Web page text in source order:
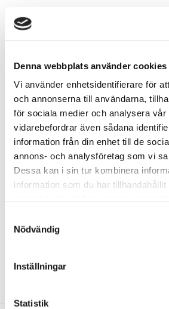
Denna webbplats använder cookies
Vi använder enhetsidentifierare för
och annonserna till användarna,
för sociala medier och analysera vår
vidarebefordrar även sådana
information från din enhet till de
annons- och analysföretag som vi
Dessa kan i sin tur kombinera
information som du har
Nödvändig
Inställningar
Statistik
Pro Solutionist Instacure
500ml
884486475411